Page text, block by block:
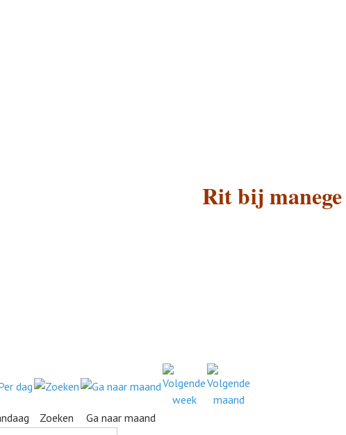
Rit bij
Zoeken
Ga naar maand